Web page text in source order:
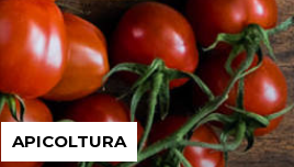
APICOLTURA